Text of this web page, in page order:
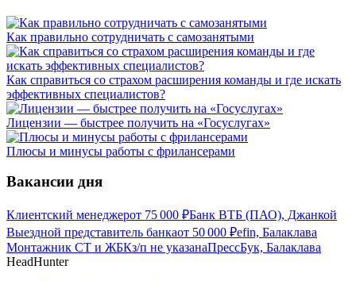
Как правильно сотрудничать с самозанятыми
Как справиться со страхом расширения команды и где искать
эффективных специалистов?
Лицензии — быстрее получить на «Госуслугах»
Плюсы и минусы работы с фрилансерами
Вакансии дня
Клиентский менеджерот 75 000 ₽Банк ВТБ (ПАО), Джанкой
Выездной представитель банкаот 50 000 ₽efin, Балаклава
Монтажник СТ и ЖБКз/п не указанаПрессБук, Балаклава
HeadHunter